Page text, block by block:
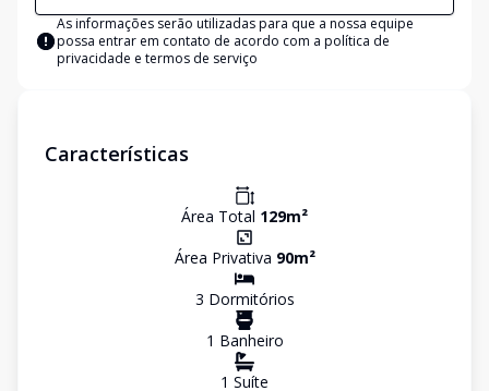
As informações serão utilizadas para que a nossa equipe
possa entrar em contato de acordo com a política de
privacidade e termos de serviço
Características
Área Total 129m²
Área Privativa 90m²
3 Dormitórios
1 Banheiro
1 Suíte